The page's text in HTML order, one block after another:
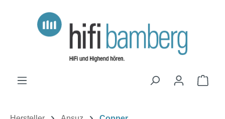
Zum Hauptinhalt springen